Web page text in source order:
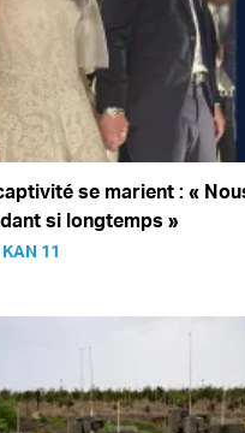
se marient : «
si longtemps »
11